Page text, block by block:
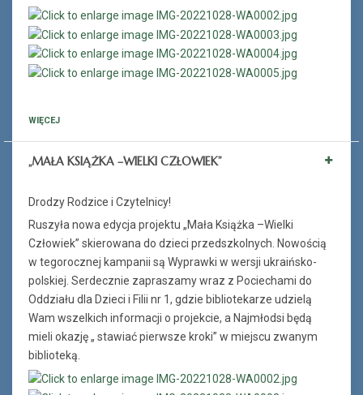
WIĘCEJ
„MAŁA KSIĄŻKA –WIELKI CZŁOWIEK”
Drodzy Rodzice i Czytelnicy!
Ruszyła nowa edycja projektu „Mała Książka –Wielki
Człowiek” skierowana do dzieci przedszkolnych. Nowością
w tegorocznej kampanii są Wyprawki w wersji ukraińsko-
polskiej. Serdecznie zapraszamy wraz z Pociechami do
Oddziału dla Dzieci i Filii nr 1, gdzie bibliotekarze udzielą
Wam wszelkich informacji o projekcie, a Najmłodsi będą
mieli okazję „ stawiać pierwsze kroki” w miejscu zwanym
biblioteką.